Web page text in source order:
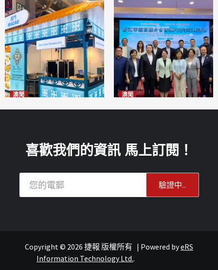
澳聞 澳聞
葡語國家經貿
喜歡我們的資訊 馬上訂閱！
Copyright © 2026 捷報 版權所有 | Powered byeRS
Information Technology Ltd..